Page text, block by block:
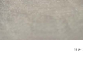
66€